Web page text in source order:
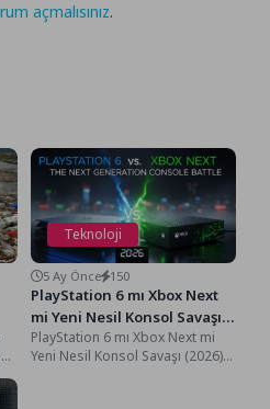
açmalısınız.
Teknoloji
5 Ay Önce 150
PlayStation 6 mı Xbox Next
mi Yeni Nesil Konsol Savaşı
(2026)
PlayStation 6 mı Xbox Next mi
Yeni Nesil Konsol Savaşı (2026),